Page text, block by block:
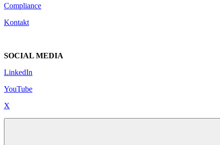
Compliance
Kontakt
SOCIAL MEDIA
LinkedIn
YouTube
X